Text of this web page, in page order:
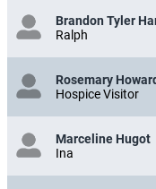
Brandon Tyler
Ralph
Rosemary
Hospice Visitor
Marceline Hugot
Ina